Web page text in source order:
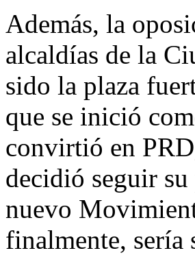
Además, la
alcaldías de la
sido la plaza
que se inició
convirtió en
decidió seguir
nuevo
finalmente, sería